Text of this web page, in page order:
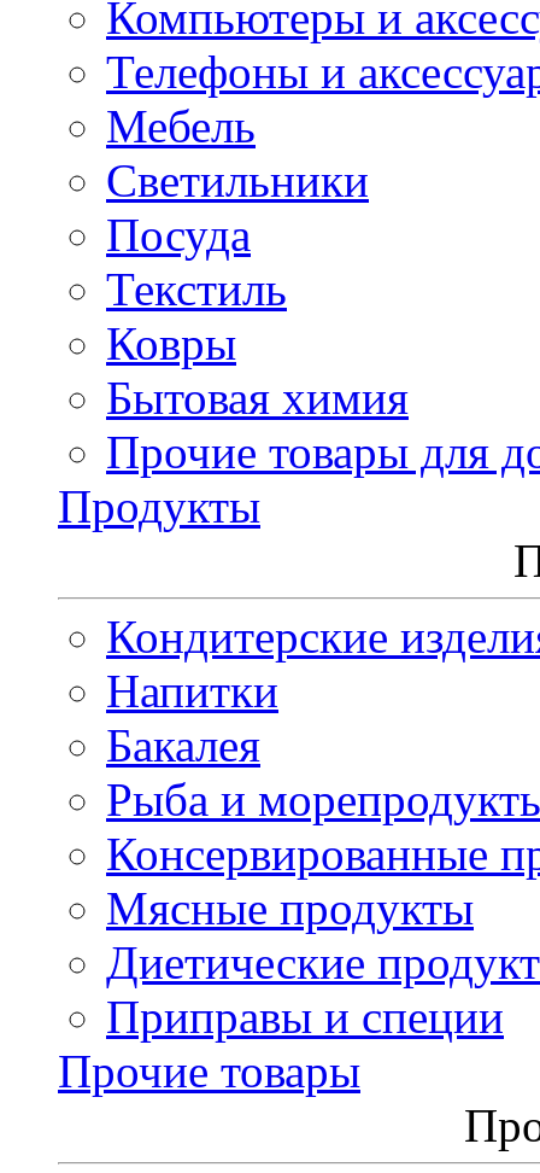
Компьютеры и
Телефоны и
Мебель
Светильники
Посуда
Текстиль
Ковры
Бытовая химия
Прочие товары для
Продукты
Кондитерские
Напитки
Бакалея
Рыба и
Консервированные
Мясные продукты
Диетические
Приправы и специи
Прочие товары